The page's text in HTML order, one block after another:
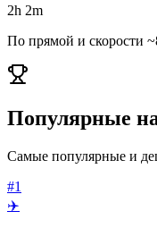
2h 2m
По прямой и скорости
Популярные
Самые популярные и
#1
✈️